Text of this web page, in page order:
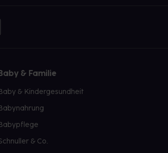
& Familie
& Kindergesundheit
& Co.